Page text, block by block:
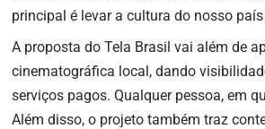
principal é levar a cultura do nosso
A proposta do Tela Brasil vai além de
cinematográfica local, dando
serviços pagos. Qualquer pessoa, em
Além disso, o projeto também traz